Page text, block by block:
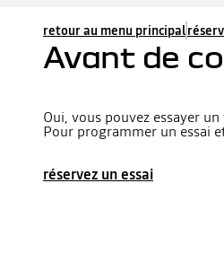
retour au menu principal
Avant de
Oui, vous pouvez essayer
Pour programmer un essai
réservez un essai